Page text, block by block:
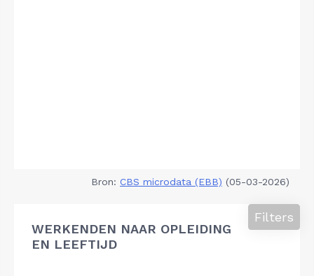
Bron: CBS microdata (EBB) (05-03-2026)
WERKENDEN NAAR OPLEIDING
EN LEEFTIJD
Filters